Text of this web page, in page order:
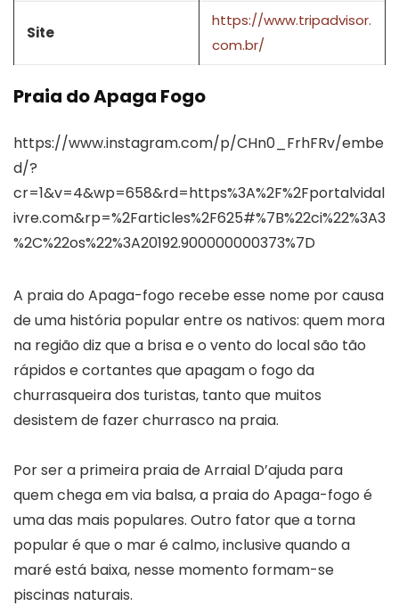
Site
https://www.tripadvisor.
com.br/
Praia do Apaga Fogo
https://www.instagram.com/p/CHn0_FrhFRv/embe
d/?
cr=1&v=4&wp=658&rd=https%3A%2F%2Fportalvidal
ivre.com&rp=%2Farticles%2F625#%7B%22ci%22%3A3
%2C%22os%22%3A20192.900000000373%7D
A praia do Apaga-fogo recebe esse nome por causa
de uma história popular entre os nativos: quem mora
na região diz que a brisa e o vento do local são tão
rápidos e cortantes que apagam o fogo da
churrasqueira dos turistas, tanto que muitos
desistem de fazer churrasco na praia.
Por ser a primeira praia de Arraial D’ajuda para
quem chega em via balsa, a praia do Apaga-fogo é
uma das mais populares. Outro fator que a torna
popular é que o mar é calmo, inclusive quando a
maré está baixa, nesse momento formam-se
piscinas naturais.